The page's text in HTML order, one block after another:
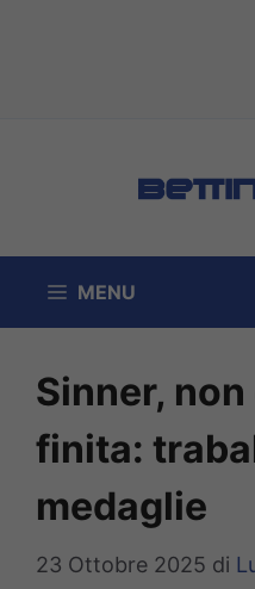
MENU
Sinner,
finita:
medaglie
23 Ottobre 2025 di